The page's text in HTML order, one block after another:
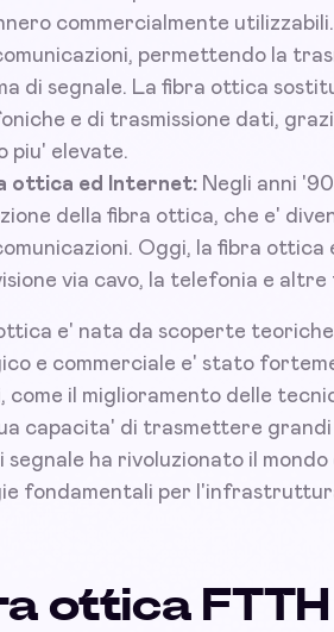
commercialmente
permettendo la
di segnale. La fibra ottica
e di trasmissione dati,
piu' elevate.
ottica ed Internet: Negli anni
della fibra ottica, che e'
Oggi, la fibra ottica
via cavo, la telefonia e
e' nata da scoperte teoriche
e commerciale e' stato
come il miglioramento delle
capacita' di trasmettere
segnale ha rivoluzionato il
fondamentali per
ottica